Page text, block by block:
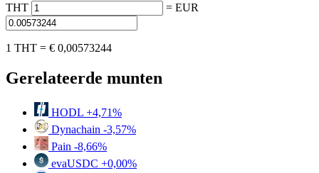
THT = EUR
1 THT = € 0,00573244
Gerelateerde munten
HODL +4,71%
Dynachain -3,57%
Pain -8,66%
evaUSDC +0,00%